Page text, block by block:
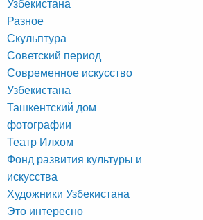
Узбекистана
Разное
Скульптура
Советский период
Современное искусство
Узбекистана
Ташкентский дом
фотографии
Театр Илхом
Фонд развития культуры и
искусства
Художники Узбекистана
Это интересно